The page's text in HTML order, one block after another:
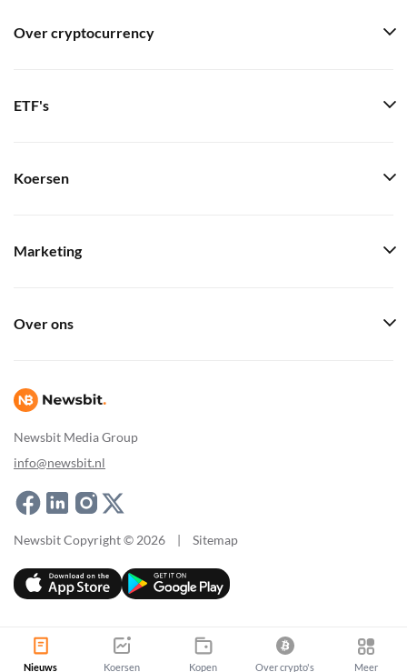
Newsbit Media Group
info@newsbit.nl
Over cryptocurrency
ETF's
Koersen
Marketing
Over ons
Newsbit Copyright © 2026 | Sitemap
Nieuws Koersen Kopen Over crypto's Meer